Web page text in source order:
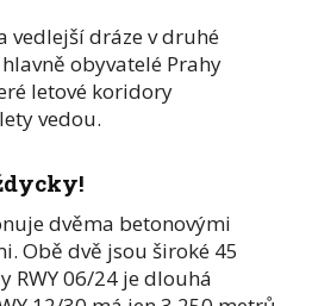
vedlejší dráze v druhé
obyvatelé Prahy
letové koridory
vedou.
dvěma betonovými
Obě dvě jsou široké 45
RWY 06/24 je dlouhá